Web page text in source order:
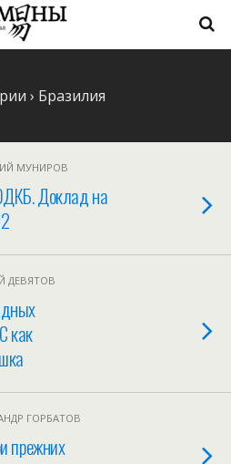
› Бразилия
МУНИРОВ
Доклад на
ДЕВЯТОВ
как
ГОРБАТОВ
прежних